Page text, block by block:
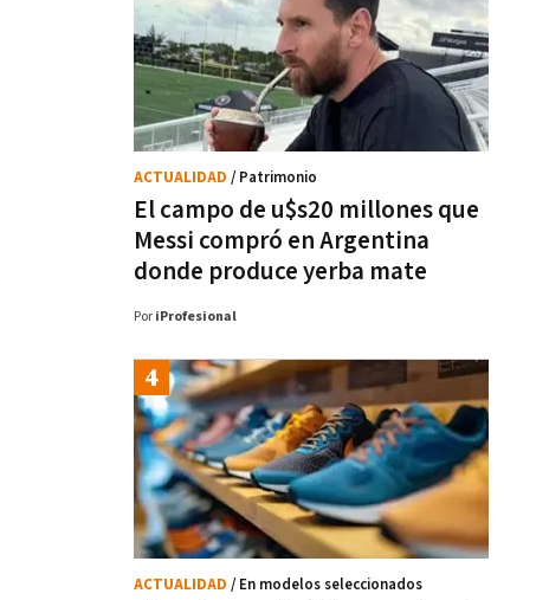
El campo de u$s20 millones que
Messi compró en Argentina
donde produce yerba mate
ACTUALIDAD / Patrimonio
Por iProfesional
ACTUALIDAD / En modelos seleccionados